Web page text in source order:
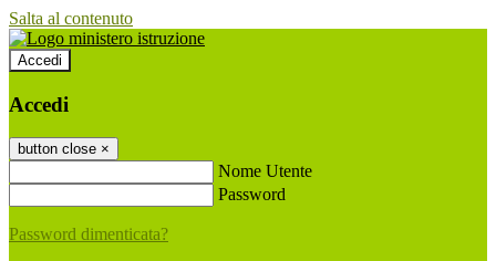
Salta al contenuto
Accedi
Accedi
button close ×
Nome Utente
Password
Password dimenticata?